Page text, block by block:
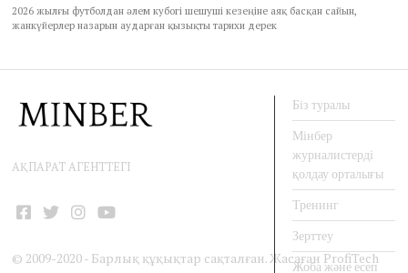
2026 жылғы футболдан әлем кубогі шешуші кезеңіне аяқ басқан сайын,
жанкүйерлер назарын аударған қызықты тарихи дерек
АҚПАРАТ АГЕНТТЕГІ
© 2009-2020 - Барлық құқықтар сақталған. Жасаған ProfiTech
Біз туралы
Мінбер
журналистерді
қолдау орталығы
Тренинг
Зерттеу
Жоба және есеп